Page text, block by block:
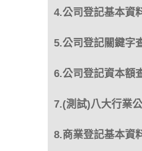
4.公司登記基本資
5.公司登記關鍵字
6.公司登記資本額
7.(測試)八大行業
8.商業登記基本資